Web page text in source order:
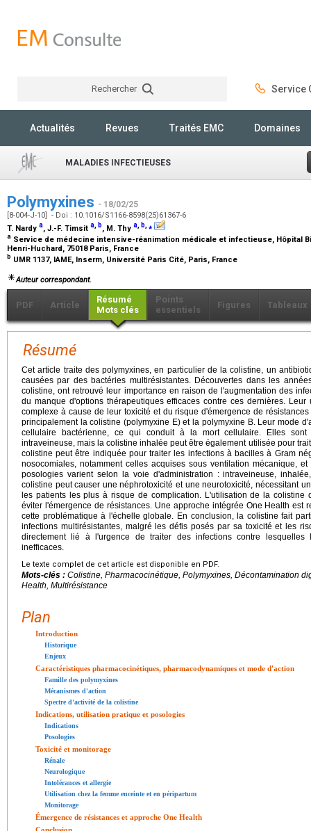
Rechercher Service
Actualités Revues Traités EMC Domaines
MALADIES INFECTIEUSES
Polymyxines - 18/02/25
[8-004-J-10] - Doi : 10.1016/S1166-8598(25)61367-6
T. Nardy a, J.-F. Timsit a, b, M. Thy a, b,⁎
a Service de médecine intensive-réanimation médicale et infectieuse, Hôpital
Henri-Huchard, 75018 Paris, France
b UMR 1137, IAME, Inserm, Université Paris Cité, Paris, France
Auteur correspondant.
PDF Article
Résumé
Mots clés
Points
essentiels
Figures Tableaux
Résumé
Cet article traite des polymyxines, en particulier de la colistine, un
causées par des bactéries multirésistantes. Découvertes dans les
colistine, ont retrouvé leur importance en raison de l'augmentation des
du manque d'options thérapeutiques efficaces contre ces dernières.
complexe à cause de leur toxicité et du risque d'émergence de
principalement la colistine (polymyxine E) et la polymyxine B. Leur mode
cellulaire bactérienne, ce qui conduit à la mort cellulaire. Elles sont
intraveineuse, mais la colistine inhalée peut être également utilisée pour
colistine peut être indiquée pour traiter les infections à bacilles à Gram
nosocomiales, notamment celles acquises sous ventilation mécanique,
posologies varient selon la voie d'administration : intraveineuse,
colistine peut causer une néphrotoxicité et une neurotoxicité, nécessitant
les patients les plus à risque de complication. L'utilisation de la colistine
éviter l'émergence de résistances. Une approche intégrée One Health est
cette problématique à l'échelle globale. En conclusion, la colistine fait
infections multirésistantes, malgré les défis posés par sa toxicité et les
directement lié à l'urgence de traiter des infections contre lesquelles
inefficaces.
Le texte complet de cet article est disponible en PDF.
Mots-clés : Colistine, Pharmacocinétique, Polymyxines, Décontamination
Health, Multirésistance
Plan
Introduction
Historique
Enjeux
Caractéristiques pharmacocinétiques, pharmacodynamiques et mode d'action
Famille des polymyxines
Mécanismes d'action
Spectre d'activité de la colistine
Indications, utilisation pratique et posologies
Indications
Posologies
Toxicité et monitorage
Rénale
Neurologique
Intolérances et allergie
Utilisation chez la femme enceinte et en péripartum
Monitorage
Émergence de résistances et approche One Health